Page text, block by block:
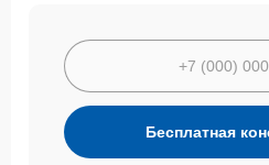
Бесплатная